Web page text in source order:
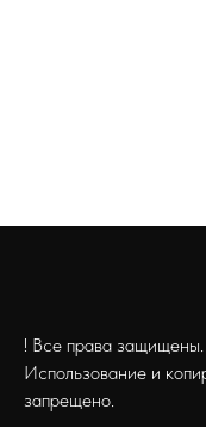
! Все права защищены.
Использование и
запрещено.